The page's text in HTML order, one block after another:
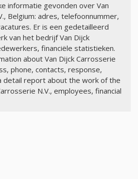
informatie gevonden over Van
Belgium: adres, telefoonnummer,
Er is een gedetailleerd
van het bedrijf Van Dijck
financiële statistieken.
about Van Dijck Carrosserie
phone, contacts, response,
detail report about the work of the
N.V., employees, financial